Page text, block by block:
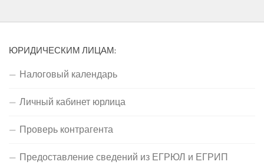
ЮРИДИЧЕСКИМ ЛИЦАМ:
Налоговый календарь
Личный кабинет юрлица
Проверь контрагента
Предоставление сведений из ЕГРЮЛ и ЕГРИП